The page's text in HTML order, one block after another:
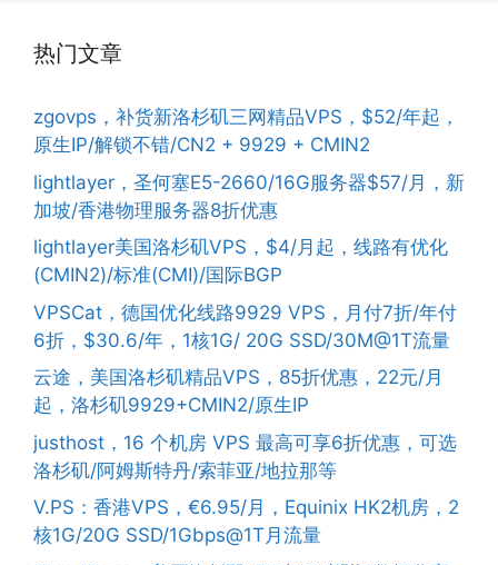
热门文章
zgovps，补货新洛杉矶三网精品VPS，$52/年起，
原生IP/解锁不错/CN2 + 9929 + CMIN2
lightlayer，圣何塞E5-2660/16G服务器$57/月，新
加坡/香港物理服务器8折优惠
lightlayer美国洛杉矶VPS，$4/月起，线路有优化
(CMIN2)/标准(CMI)/国际BGP
VPSCat，德国优化线路9929 VPS，月付7折/年付
6折，$30.6/年，1核1G/ 20G SSD/30M@1T流量
云途，美国洛杉矶精品VPS，85折优惠，22元/月
起，洛杉矶9929+CMIN2/原生IP
justhost，16 个机房 VPS 最高可享6折优惠，可选
洛杉矶/阿姆斯特丹/索菲亚/地拉那等
V.PS：香港VPS，€6.95/月，Equinix HK2机房，2
核1G/20G SSD/1Gbps@1T月流量